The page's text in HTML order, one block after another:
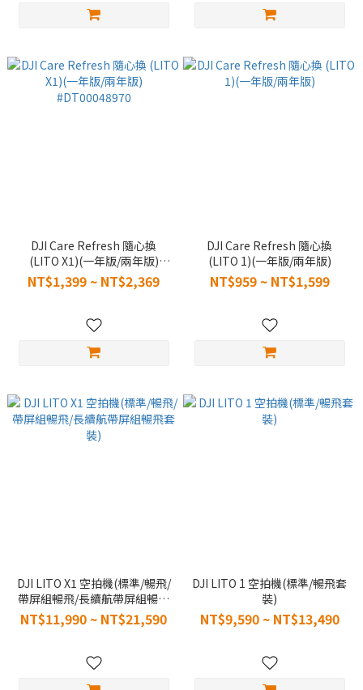
DJI Care Refresh 隨心換
(LITO X1)(一年版/兩年版)
#DT00048970
NT$1,399 ~ NT$2,369
DJI Care Refresh 隨心換
(LITO 1)(一年版/兩年版)
NT$959 ~ NT$1,599
DJI LITO X1 空拍機(標準/暢飛/
帶屏組暢飛/長續航帶屏組暢飛
套裝)
NT$11,990 ~ NT$21,590
DJI LITO 1 空拍機(標準/暢飛套
裝)
NT$9,590 ~ NT$13,490